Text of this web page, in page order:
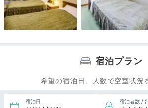
残念だったのはカニ食べ放題が売りなはずでし
が、カニがありませんでした。
週末の宿泊は高いので平日に予約するのがおす
宿泊プラン
希望の宿泊日、人数で空室状況
宿泊日 宿泊者数 /